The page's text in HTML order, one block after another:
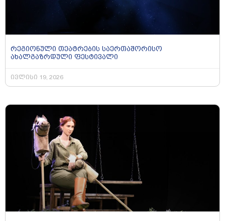
რეგიონული თეატრების საერთაშორისო
ახალგაზრდული ფესტივალი
ივლისი 19, 2026